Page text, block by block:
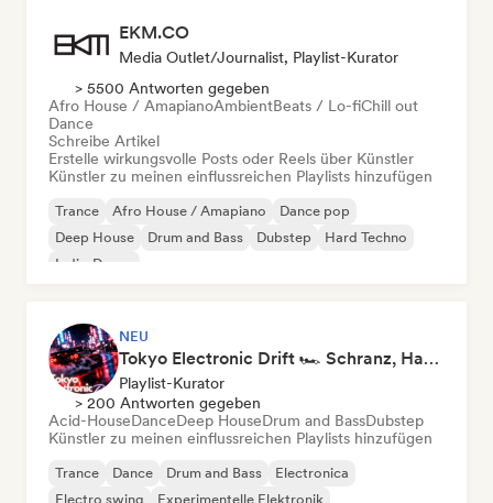
EKM.CO
Media Outlet/Journalist, Playlist-Kurator
> 5500 Antworten gegeben
Afro House / AmapianoAmbientBeats / Lo-fiChill out
Dance
Schreibe Artikel
Erstelle wirkungsvolle Posts oder Reels über Künstler
Künstler zu meinen einflussreichen Playlists hinzufügen
Trance Afro House / Amapiano
Dance pop
Deep House
Drum and Bass Dubstep
Hard Techno
Indie-Dance
NEU
Tokyo Electronic Drift 🏎️ Schranz, Hard Techno & Anime EDM
Playlist-Kurator
> 200 Antworten gegeben
Acid-HouseDanceDeep HouseDrum and BassDubstep
Künstler zu meinen einflussreichen Playlists hinzufügen
Trance Dance Drum and Bass
Electronica
Electro swing
Experimentelle Elektronik